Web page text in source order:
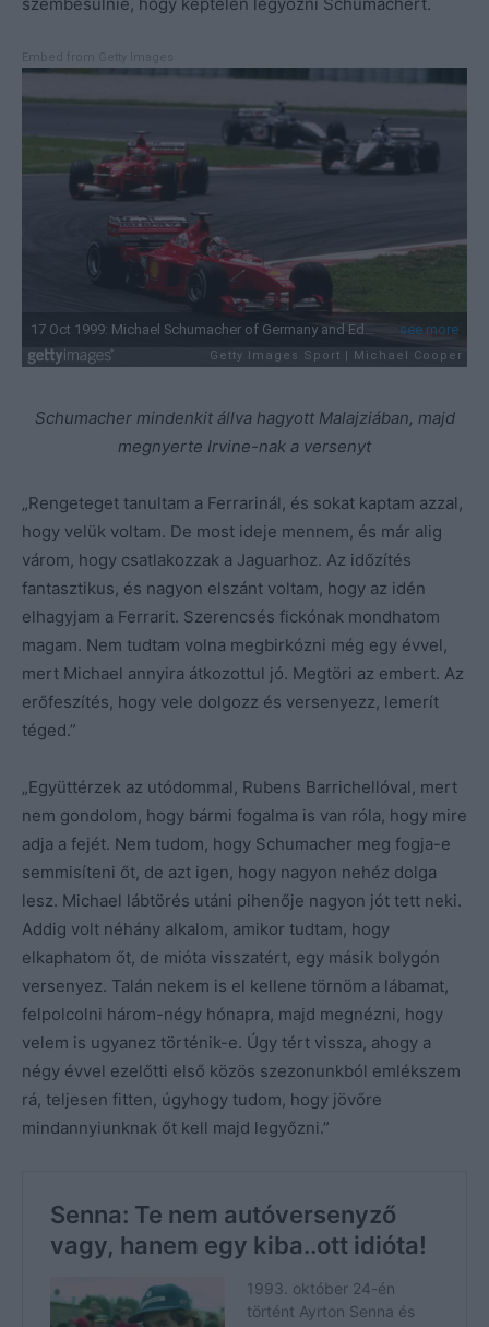
Schumacher mindenkit állva hagyott Malajziában, majd
megnyerte Irvine-nak a versenyt
„Rengeteget tanultam a Ferrarinál, és sokat kaptam azzal,
hogy velük voltam. De most ideje mennem, és már alig
várom, hogy csatlakozzak a Jaguarhoz. Az időzítés
fantasztikus, és nagyon elszánt voltam, hogy az idén
elhagyjam a Ferrarit. Szerencsés fickónak mondhatom
magam. Nem tudtam volna megbirkózni még egy évvel,
mert Michael annyira átkozottul jó. Megtöri az embert. Az
erőfeszítés, hogy vele dolgozz és versenyezz, lemerít
téged.”
„Együttérzek az utódommal, Rubens Barrichellóval, mert
nem gondolom, hogy bármi fogalma is van róla, hogy mire
adja a fejét. Nem tudom, hogy Schumacher meg fogja-e
semmisíteni őt, de azt igen, hogy nagyon nehéz dolga
lesz. Michael lábtörés utáni pihenője nagyon jót tett neki.
Addig volt néhány alkalom, amikor tudtam, hogy
elkaphatom őt, de mióta visszatért, egy másik bolygón
versenyez. Talán nekem is el kellene törnöm a lábamat,
felpolcolni három-négy hónapra, majd megnézni, hogy
velem is ugyanez történik-e. Úgy tért vissza, ahogy a
négy évvel ezelőtti első közös szezonunkból emlékszem
rá, teljesen fitten, úgyhogy tudom, hogy jövőre
mindannyiunknak őt kell majd legyőzni.”